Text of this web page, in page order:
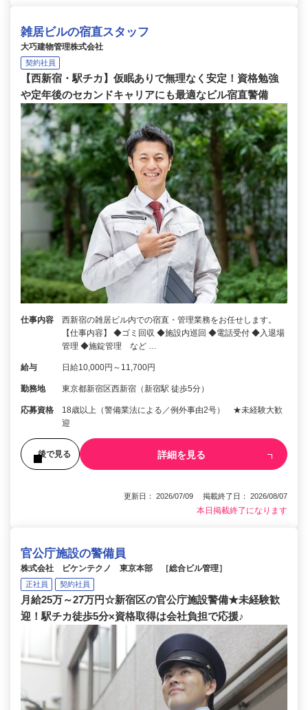
雑居ビルの宿直スタッフ
大巧建物管理株式会社
契約社員
【西新宿・駅チカ】仮眠ありで無理なく安定！資格勉強
や定年後のセカンドキャリアにも最適なビル宿直警備
仕事内容
西新宿の雑居ビル内での宿直・管理業務をお任せします。
【仕事内容】 ◆ゴミ回収 ◆施設内巡回 ◆電話受付 ◆入退場
管理 ◆施錠管理 など …
給与 日給10,000円～11,700円
勤務地 東京都新宿区西新宿（新宿駅 徒歩5分）
応募資格
18歳以上（警備業法による／例外事由2号） ★未経験大歓
迎
後で見る 詳細を見る
更新日： 2026/07/09 掲載終了日： 2026/08/07
本日掲載終了になります
官公庁施設の警備員
株式会社 ビケンテクノ 東京本部 ［総合ビル管理］
正社員 契約社員
月給25万～27万円☆新宿区の官公庁施設警備★未経験歓
迎！駅チカ徒歩5分×資格取得は会社負担で応援♪